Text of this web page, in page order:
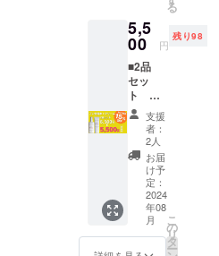
る
5,5
00 円
残り98
■2品
セッ
ト
15%OF
F ①バ
ランシ
ング
ウォー
ター
100ml
1本
②オー
ルイン
ワンク
支援
者：
2人
お届
け予
定：
2024
年08
月
こ
の
リ
タ
ー